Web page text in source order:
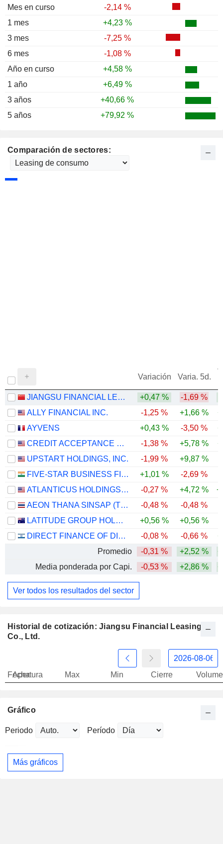
Mes en curso
-2,14 %
1 mes
+4,23 %
3 mes
-7,25 %
6 mes
-1,08 %
Año en curso
+4,58 %
1 año
+6,49 %
3 años
+40,66 %
5 años
+79,92 %
Comparación de sectores:
Variación Varia. 5d.
JIANGSU FINANCIAL LEASING CO., LTD. +0,47 % -1,69 %
ALLY FINANCIAL INC.
-1,25 % +1,66 %
AYVENS
+0,43 % -3,50 %
CREDIT ACCEPTANCE CORPORATION
-1,38 % +5,78 %
UPSTART HOLDINGS, INC.
-1,99 % +9,87 %
FIVE-STAR BUSINESS FINANCE LIMITED
+1,01 % -2,69 %
ATLANTICUS HOLDINGS CORPORATION
-0,27 % +4,72 %
AEON THANA SINSAP (THAILAND)
-0,48 % -0,48 %
LATITUDE GROUP HOLDINGS LIMITED
+0,56 % +0,56 %
DIRECT FINANCE OF DIRECT GROUP (2006) LTD
-0,08 % -0,66 %
Promedio
-0,31 % +2,52 %
Media ponderada por Capi.
-0,53 % +2,86 %
Ver todos los resultados del sector
Historial de cotización: Jiangsu Financial Leasing
Co., Ltd.
Fecha
Apertura Max Min Cierre
Gráfico
Periodo Período
Más gráficos